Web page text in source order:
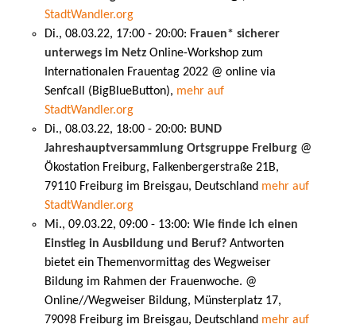
StadtWandler.org
Di., 08.03.22, 17:00 - 20:00: Frauen* sicherer
unterwegs im Netz Online-Workshop zum
Internationalen Frauentag 2022 @ online via
Senfcall (BigBlueButton), mehr auf
StadtWandler.org
Di., 08.03.22, 18:00 - 20:00: BUND
Jahreshauptversammlung Ortsgruppe Freiburg @
Ökostation Freiburg, Falkenbergerstraße 21B,
79110 Freiburg im Breisgau, Deutschland mehr auf
StadtWandler.org
Mi., 09.03.22, 09:00 - 13:00: Wie finde ich einen
Einstieg in Ausbildung und Beruf? Antworten
bietet ein Themenvormittag des Wegweiser
Bildung im Rahmen der Frauenwoche. @
Online//Wegweiser Bildung, Münsterplatz 17,
79098 Freiburg im Breisgau, Deutschland mehr auf